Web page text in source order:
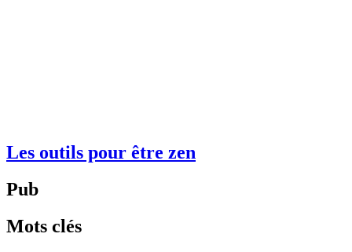
Les outils pour être zen
Pub
Mots clés